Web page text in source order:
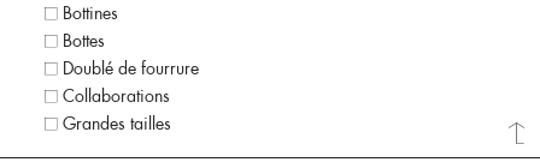
Bottines
Bottes
Doublé de fourrure
Collaborations
Grandes tailles